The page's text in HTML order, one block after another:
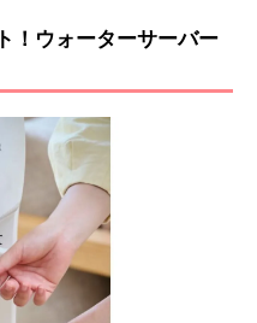
！ウォーターサーバー